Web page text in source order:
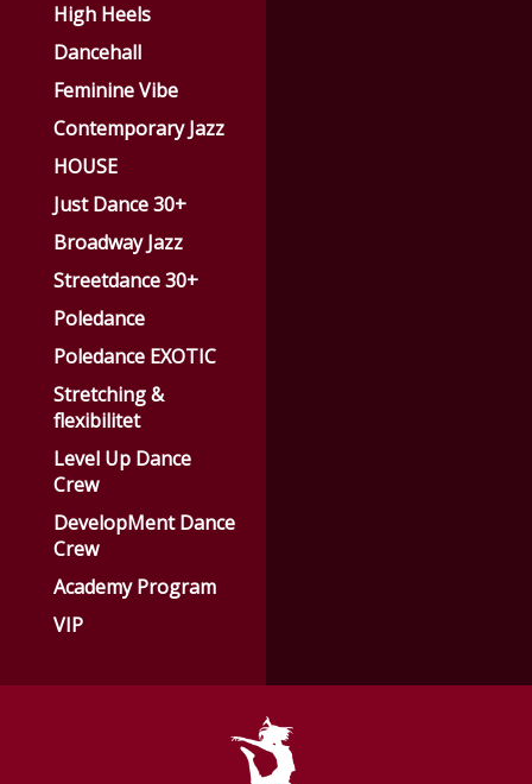
High Heels
Dancehall
Feminine Vibe
Contemporary Jazz
HOUSE
Just Dance 30+
Broadway Jazz
Streetdance 30+
Poledance
Poledance EXOTIC
Stretching &
flexibilitet
Level Up Dance
Crew
DevelopMent Dance
Crew
Academy Program
VIP